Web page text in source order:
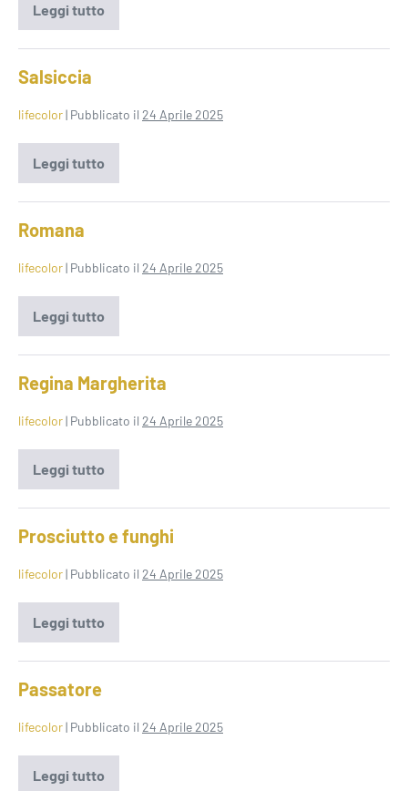
Leggi tutto
Tirolese
Salsiccia
lifecolor| Pubblicato il 24 Aprile 2025
Leggi tutto
Salsiccia
Romana
lifecolor| Pubblicato il 24 Aprile 2025
Leggi tutto
Romana
Regina Margherita
lifecolor| Pubblicato il 24 Aprile 2025
Leggi tutto
Regina
Margherita
Prosciutto e funghi
lifecolor| Pubblicato il 24 Aprile 2025
Leggi tutto
Prosciutto
e
funghi
Passatore
lifecolor| Pubblicato il 24 Aprile 2025
Leggi tutto
Passatore